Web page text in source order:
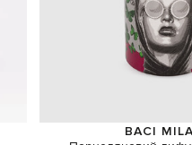
BACI